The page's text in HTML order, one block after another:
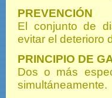
PREVENCIÓN
El conjunto de
evitar el deterioro
PRINCIPIO DE
Dos o más
simultáneamente.